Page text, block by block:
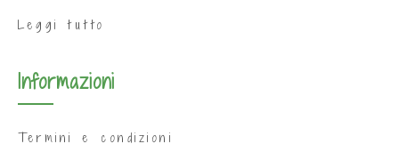
Leggi tutto
Informazioni
Termini e condizioni